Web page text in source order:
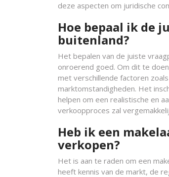
deze aspecten om juridische
Hoe bepaal ik de
buitenland?
Het bepalen van de juiste
onroerend goed. Om dit te
met verschillende factoren
marktomstandigheden. Het
helpen om een realistische en
verkoopproces zal
Heb ik een
verkopen?
Het is aan te raden om een
heeft kennis van de markt, de